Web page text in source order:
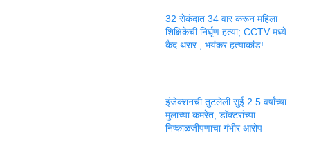
32 सेकंदात 34 वार करून महिला
शिक्षिकेची निर्घृण हत्या; CCTV मध्ये
कैद थरार , भयंकर हत्याकांड!
इंजेक्शनची तुटलेली सुई 2.5 वर्षांच्या
मुलाच्या कमरेत; डॉक्टरांच्या
निष्काळजीपणाचा गंभीर आरोप